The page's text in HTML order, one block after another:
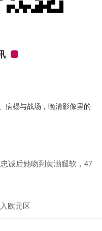
病榻与战场，晚清影像里的
诚后她吻到黄渤腿软，47
欧元区